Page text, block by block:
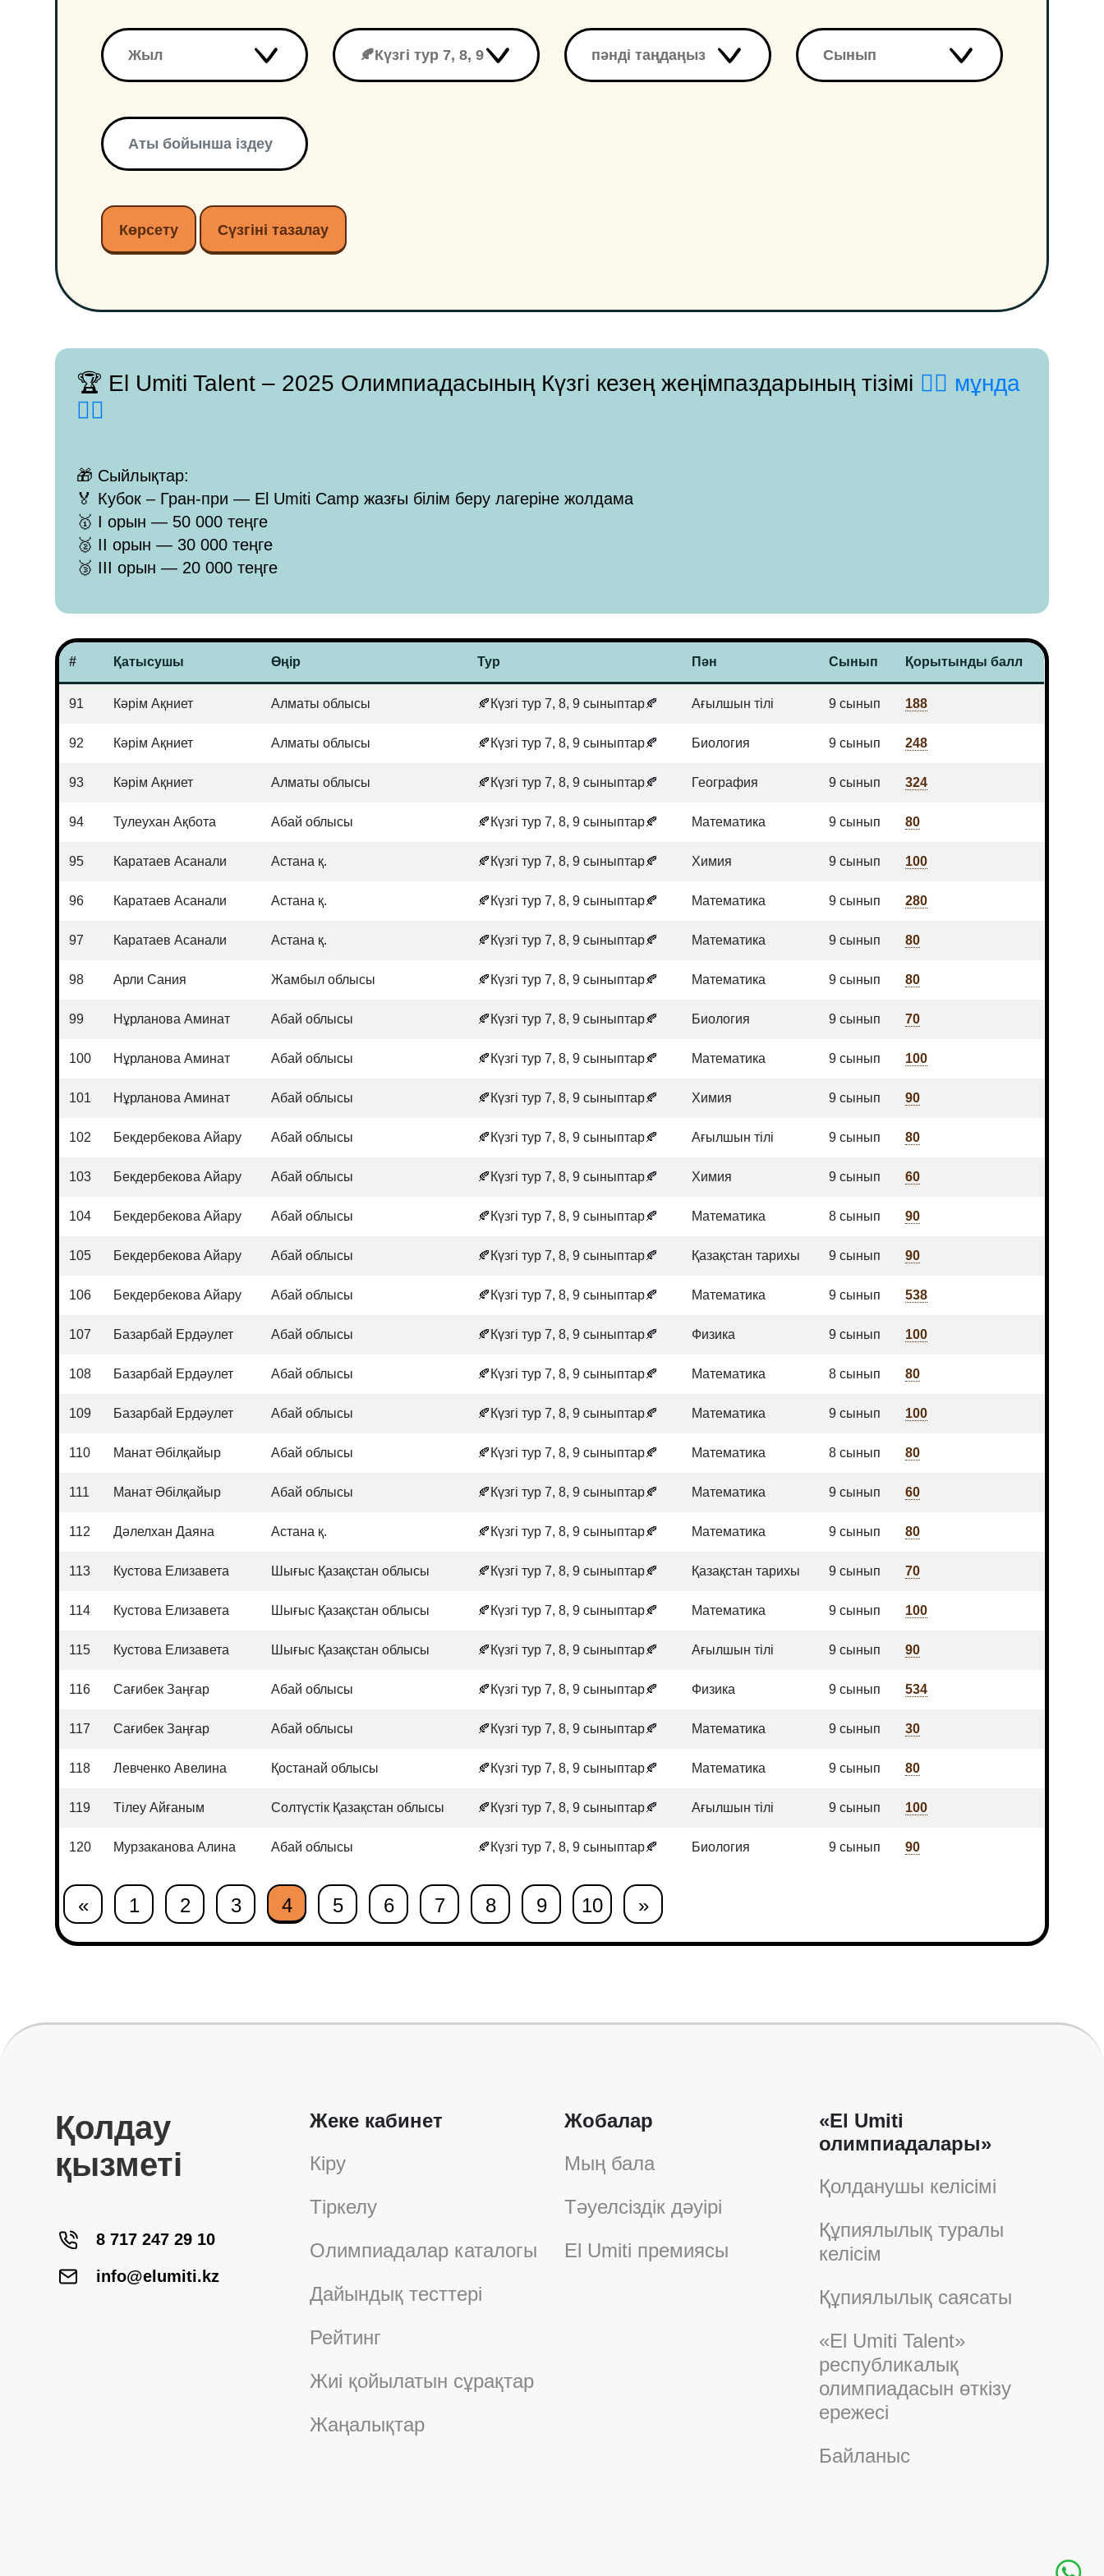
Көрсету Сүзгіні тазалау
🏆 El Umiti Talent – 2025 Олимпиадасының Күзгі кезең жеңімпаздарының тізімі 👉🏻 мұнда
👈🏻
🎁 Сыйлықтар:
🏅 Кубок – Гран-при — El Umiti Camp жазғы білім беру лагеріне жолдама
🥇 I орын — 50 000 теңге
🥈 II орын — 30 000 теңге
🥉 III орын — 20 000 теңге
# Қатысушы Өңір Тур Пән Сынып Қорытынды балл
91 Кәрім Ақниет Алматы облысы 🍂Күзгі тур 7, 8, 9 сыныптар🍂 Ағылшын тілі 9 сынып 188
92 Кәрім Ақниет Алматы облысы 🍂Күзгі тур 7, 8, 9 сыныптар🍂 Биология 9 сынып 248
93 Кәрім Ақниет Алматы облысы 🍂Күзгі тур 7, 8, 9 сыныптар🍂 География 9 сынып 324
94 Тулеухан Ақбота Абай облысы 🍂Күзгі тур 7, 8, 9 сыныптар🍂 Математика 9 сынып 80
95 Каратаев Асанали Астана қ. 🍂Күзгі тур 7, 8, 9 сыныптар🍂 Химия 9 сынып 100
96 Каратаев Асанали Астана қ. 🍂Күзгі тур 7, 8, 9 сыныптар🍂 Математика 9 сынып 280
97 Каратаев Асанали Астана қ. 🍂Күзгі тур 7, 8, 9 сыныптар🍂 Математика 9 сынып 80
98 Арли Сания Жамбыл облысы 🍂Күзгі тур 7, 8, 9 сыныптар🍂 Математика 9 сынып 80
99 Нұрланова Аминат Абай облысы 🍂Күзгі тур 7, 8, 9 сыныптар🍂 Биология 9 сынып 70
100 Нұрланова Аминат Абай облысы 🍂Күзгі тур 7, 8, 9 сыныптар🍂 Математика 9 сынып 100
101 Нұрланова Аминат Абай облысы 🍂Күзгі тур 7, 8, 9 сыныптар🍂 Химия 9 сынып 90
102 Бекдербекова Айару Абай облысы 🍂Күзгі тур 7, 8, 9 сыныптар🍂 Ағылшын тілі 9 сынып 80
103 Бекдербекова Айару Абай облысы 🍂Күзгі тур 7, 8, 9 сыныптар🍂 Химия 9 сынып 60
104 Бекдербекова Айару Абай облысы 🍂Күзгі тур 7, 8, 9 сыныптар🍂 Математика 8 сынып 90
105 Бекдербекова Айару Абай облысы 🍂Күзгі тур 7, 8, 9 сыныптар🍂 Қазақстан тарихы 9 сынып 90
106 Бекдербекова Айару Абай облысы 🍂Күзгі тур 7, 8, 9 сыныптар🍂 Математика 9 сынып 538
107 Базарбай Ердәулет Абай облысы 🍂Күзгі тур 7, 8, 9 сыныптар🍂 Физика 9 сынып 100
108 Базарбай Ердәулет Абай облысы 🍂Күзгі тур 7, 8, 9 сыныптар🍂 Математика 8 сынып 80
109 Базарбай Ердәулет Абай облысы 🍂Күзгі тур 7, 8, 9 сыныптар🍂 Математика 9 сынып 100
110 Манат Әбілқайыр Абай облысы 🍂Күзгі тур 7, 8, 9 сыныптар🍂 Математика 8 сынып 80
111 Манат Әбілқайыр Абай облысы 🍂Күзгі тур 7, 8, 9 сыныптар🍂 Математика 9 сынып 60
112 Дәлелхан Даяна Астана қ. 🍂Күзгі тур 7, 8, 9 сыныптар🍂 Математика 9 сынып 80
113 Кустова Елизавета Шығыс Қазақстан облысы 🍂Күзгі тур 7, 8, 9 сыныптар🍂 Қазақстан тарихы 9 сынып 70
114 Кустова Елизавета Шығыс Қазақстан облысы 🍂Күзгі тур 7, 8, 9 сыныптар🍂 Математика 9 сынып 100
115 Кустова Елизавета Шығыс Қазақстан облысы 🍂Күзгі тур 7, 8, 9 сыныптар🍂 Ағылшын тілі 9 сынып 90
116 Сағибек Заңғар Абай облысы 🍂Күзгі тур 7, 8, 9 сыныптар🍂 Физика 9 сынып 534
117 Сағибек Заңғар Абай облысы 🍂Күзгі тур 7, 8, 9 сыныптар🍂 Математика 9 сынып 30
118 Левченко Авелина Қостанай облысы 🍂Күзгі тур 7, 8, 9 сыныптар🍂 Математика 9 сынып 80
119 Тілеу Айғаным Солтүстік Қазақстан облысы 🍂Күзгі тур 7, 8, 9 сыныптар🍂 Ағылшын тілі 9 сынып 100
120 Мурзаканова Алина Абай облысы 🍂Күзгі тур 7, 8, 9 сыныптар🍂 Биология 9 сынып 90
« 1 2 3 4 5 6 7 8 9 10 »
Қолдау
қызметі
8 717 247 29 10
info@elumiti.kz
Жеке кабинет
Кіру
Тіркелу
Олимпиадалар каталогы
Дайындық тесттері
Рейтинг
Жиі қойылатын сұрақтар
Жаңалықтар
Жобалар
Мың бала
Тәуелсіздік дәуірі
El Umiti премиясы
«El Umiti
олимпиадалары»
Қолданушы келісімі
Құпиялылық туралы
келісім
Құпиялылық саясаты
«El Umiti Talent»
республикалық
олимпиадасын өткізу
ережесі
Байланыс